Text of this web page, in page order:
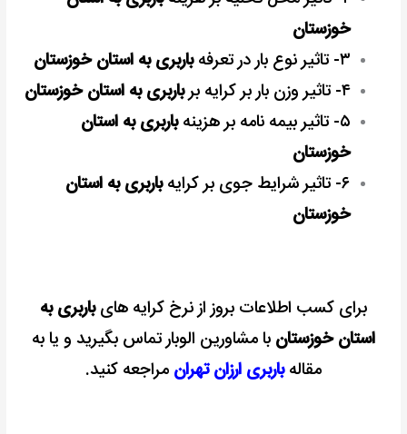
خوزستان
۳- تاثیر نوع بار در تعرفه
باربری به استان خوزستان
۴- تاثیر وزن بار بر کرایه بر
باربری به استان خوزستان
۵- تاثیر بیمه نامه بر هزینه
باربری به استان
خوزستان
۶- تاثیر شرایط جوی بر کرایه
باربری به استان
خوزستان
برای کسب اطلاعات بروز از نرخ کرایه هایباربری به
استان خوزستان با مشاورین الوبار تماس بگیرید و یا به
مقالهباربری ارزان تهران مراجعه کنید.